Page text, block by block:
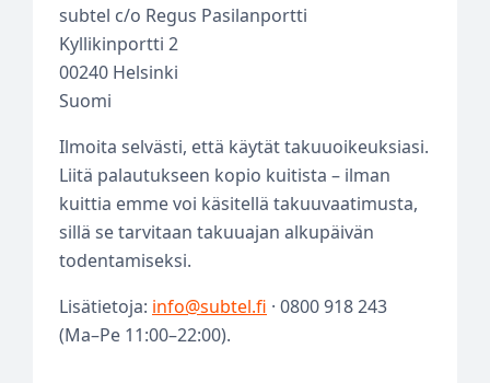
subtel c/o Regus Pasilanportti
Kyllikinportti 2
00240 Helsinki
Suomi
Ilmoita selvästi, että käytät takuuoikeuksiasi.
Liitä palautukseen kopio kuitista – ilman
kuittia emme voi käsitellä takuuvaatimusta,
sillä se tarvitaan takuuajan alkupäivän
todentamiseksi.
Lisätietoja: info@subtel.fi · 0800 918 243
(Ma–Pe 11:00–22:00).